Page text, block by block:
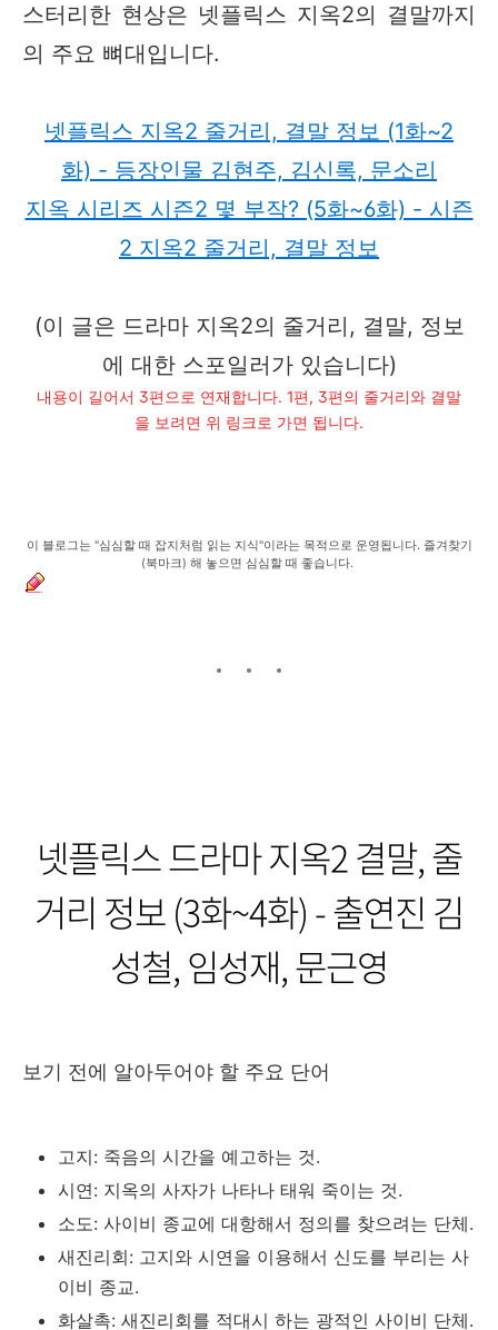
스터리한 현상은 넷플릭스 지옥2의 결말까지
의 주요 뼈대입니다.
넷플릭스 지옥2 줄거리, 결말 정보 (1화~2
화) - 등장인물 김현주, 김신록, 문소리
지옥 시리즈 시즌2 몇 부작? (5화~6화) - 시즌
2 지옥2 줄거리, 결말 정보
(이 글은 드라마 지옥2의 줄거리, 결말, 정보
에 대한 스포일러가 있습니다)
내용이 길어서 3편으로 연재합니다. 1편, 3편의 줄거리와 결말
을 보려면 위 링크로 가면 됩니다.
이 블로그는 "심심할 때 잡지처럼 읽는 지식"이라는 목적으로 운영됩니다. 즐겨찾기
(북마크) 해 놓으면 심심할 때 좋습니다.
넷플릭스 드라마 지옥2 결말, 줄
거리 정보 (3화~4화) - 출연진 김
성철, 임성재, 문근영
보기 전에 알아두어야 할 주요 단어
고지: 죽음의 시간을 예고하는 것.
시연: 지옥의 사자가 나타나 태워 죽이는 것.
소도: 사이비 종교에 대항해서 정의를 찾으려는 단체.
새진리회: 고지와 시연을 이용해서 신도를 부리는 사
이비 종교.
화살촉: 새진리회를 적대시 하는 광적인 사이비 단체.